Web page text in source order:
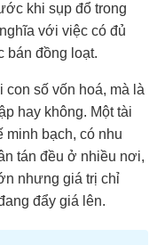
khi sụp đổ trong
với việc có đủ
bán đồng loạt.
con số vốn hoá, mà là
hay không. Một tài
minh bạch, có nhu
tán đều ở nhiều nơi,
nhưng giá trị chỉ
đẩy giá lên.